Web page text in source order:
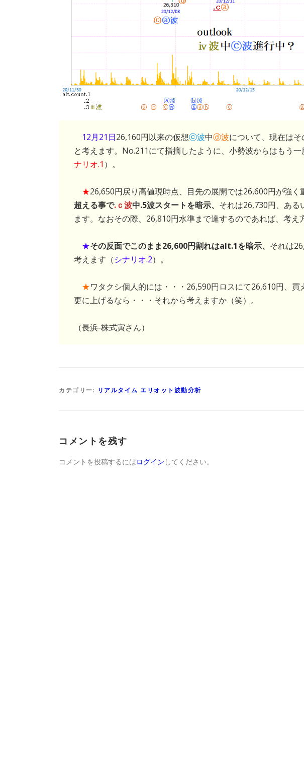
12月21日26,160円以来の仮想ⓒ波中ⓓ波について、現在は
と考えます。No.211にて指摘したように、小勢波からはもう
ナリオ.1 ）。
★26,650円戻り高値現時点、目先の展開では26,600円が強く
超える事で.ｃ波中.5波スタートを暗示、 それは26,730円、ある
ます。なおその際、26,810円水準まで達するのであれば、考え
★その反面でこのまま26,600円割れはalt.1を暗示、 それは
考えます（シナリオ.2）。
★ワタクシ個人的には・・・26,590円ロスにて26,610円、買
更に上げるなら・・・それから考えますか（笑）。
（長浜-株式寅さん）
カテゴリー: リアルタイム エリオット波動分析
コメントを残す
コメントを投稿するにはログイン してください。